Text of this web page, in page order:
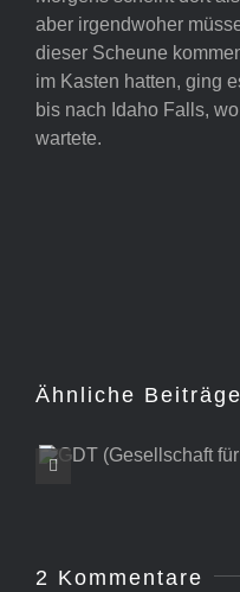
aber irgendwoher
dieser Scheune
im Kasten hatten, ging
bis nach Idaho Falls,
wartete.
Ähnliche Beiträge
2 Kommentare